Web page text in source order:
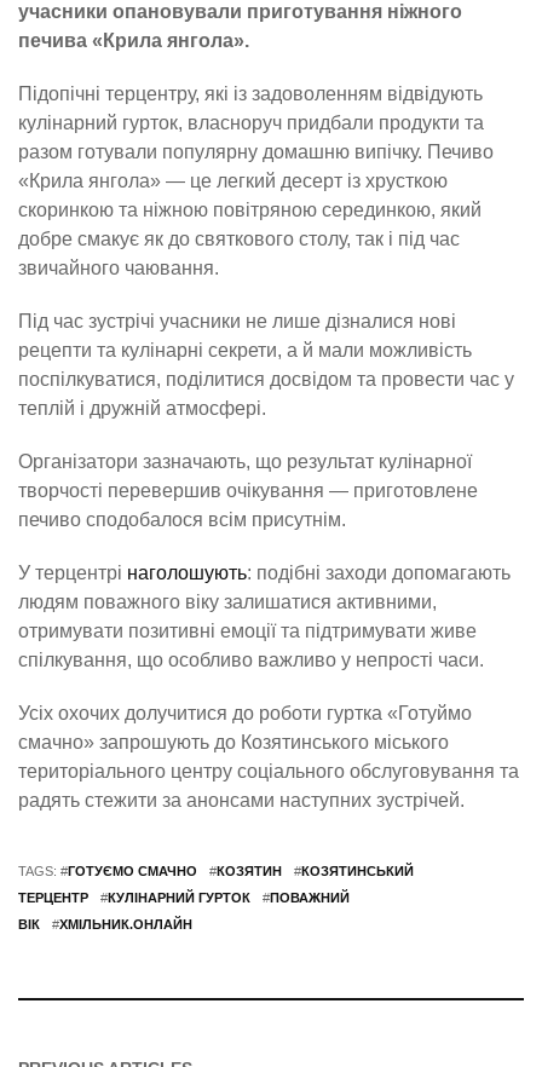
учасники опановували приготування ніжного
печива «Крила янгола».
Підопічні терцентру, які із задоволенням відвідують
кулінарний гурток, власноруч придбали продукти та
разом готували популярну домашню випічку. Печиво
«Крила янгола» — це легкий десерт із хрусткою
скоринкою та ніжною повітряною серединкою, який
добре смакує як до святкового столу, так і під час
звичайного чаювання.
Під час зустрічі учасники не лише дізналися нові
рецепти та кулінарні секрети, а й мали можливість
поспілкуватися, поділитися досвідом та провести час у
теплій і дружній атмосфері.
Організатори зазначають, що результат кулінарної
творчості перевершив очікування — приготовлене
печиво сподобалося всім присутнім.
У терцентрі наголошують: подібні заходи допомагають
людям поважного віку залишатися активними,
отримувати позитивні емоції та підтримувати живе
спілкування, що особливо важливо у непрості часи.
Усіх охочих долучитися до роботи гуртка «Готуймо
смачно» запрошують до Козятинського міського
територіального центру соціального обслуговування та
радять стежити за анонсами наступних зустрічей.
TAGS: #ГОТУЄМО СМАЧНО #КОЗЯТИН #КОЗЯТИНСЬКИЙ
ТЕРЦЕНТР
#КУЛІНАРНИЙ ГУРТОК #ПОВАЖНИЙ
ВІК
#ХМІЛЬНИК.ОНЛАЙН